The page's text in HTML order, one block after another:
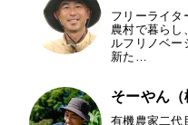
フリーライタ
農村で暮らし
ルフリノベー
新た…
そーやん（
有機農家二代